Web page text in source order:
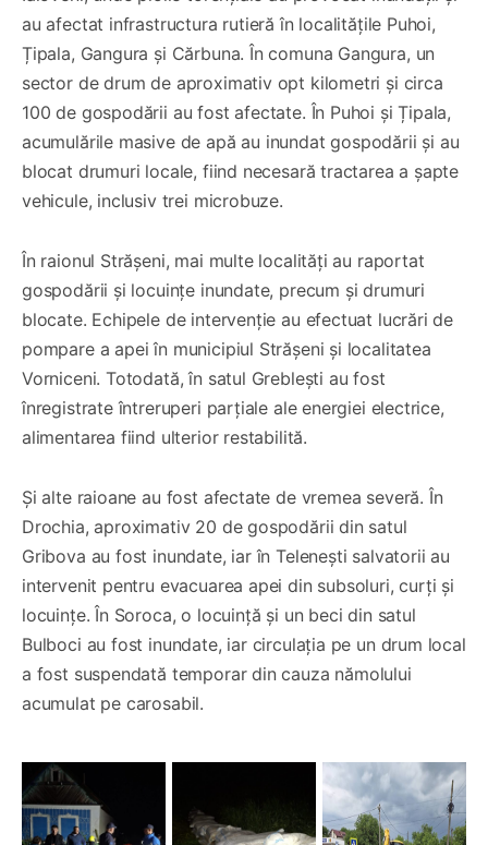
au afectat infrastructura rutieră în localitățile Puhoi,
Țipala, Gangura și Cărbuna. În comuna Gangura, un
sector de drum de aproximativ opt kilometri și circa
100 de gospodării au fost afectate. În Puhoi și Țipala,
acumulările masive de apă au inundat gospodării și au
blocat drumuri locale, fiind necesară tractarea a șapte
vehicule, inclusiv trei microbuze.
În raionul Strășeni, mai multe localități au raportat
gospodării și locuințe inundate, precum și drumuri
blocate. Echipele de intervenție au efectuat lucrări de
pompare a apei în municipiul Strășeni și localitatea
Vorniceni. Totodată, în satul Greblești au fost
înregistrate întreruperi parțiale ale energiei electrice,
alimentarea fiind ulterior restabilită.
Și alte raioane au fost afectate de vremea severă. În
Drochia, aproximativ 20 de gospodării din satul
Gribova au fost inundate, iar în Telenești salvatorii au
intervenit pentru evacuarea apei din subsoluri, curți și
locuințe. În Soroca, o locuință și un beci din satul
Bulboci au fost inundate, iar circulația pe un drum local
a fost suspendată temporar din cauza nămolului
acumulat pe carosabil.